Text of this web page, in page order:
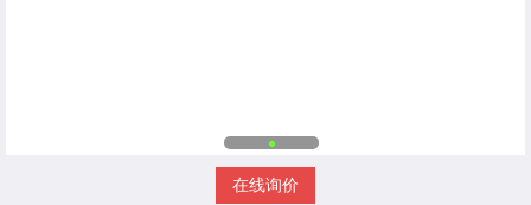
在线询价